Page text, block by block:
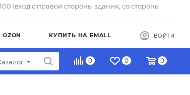
(вход с правой стороны здания, со стороны
КУПИТЬ НА EMALL ВОЙТИ
0 0 0